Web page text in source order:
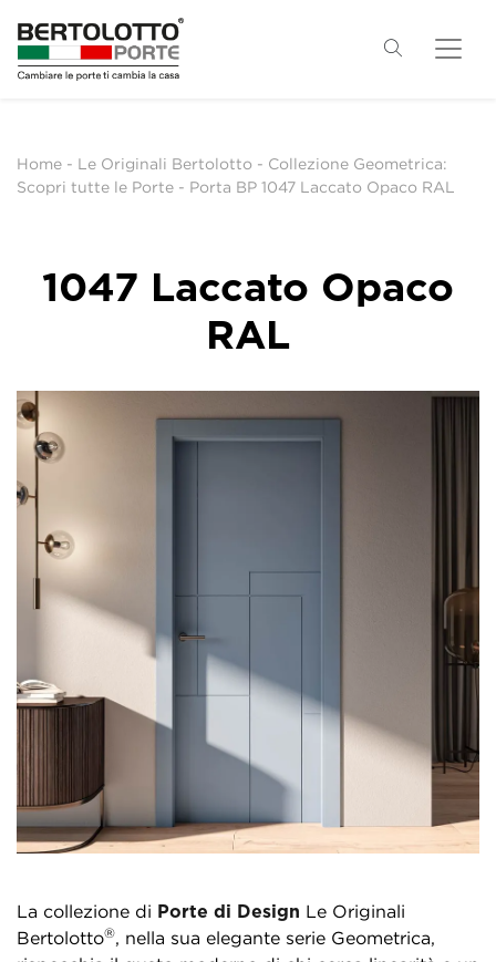
Home - Le Originali Bertolotto - Collezione Geometrica:
Scopri tutte le Porte - Porta BP 1047 Laccato Opaco RAL
1047 Laccato Opaco
RAL
La collezione di Porte di Design Le Originali
Bertolotto®, nella sua elegante serie Geometrica,